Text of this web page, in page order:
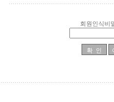
회원인식비